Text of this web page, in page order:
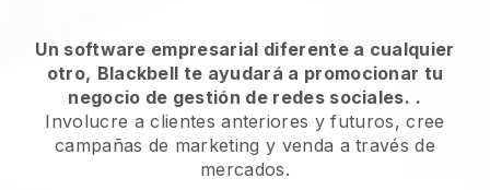
Un software empresarial diferente a cualquier
otro, Blackbell te ayudará a promocionar tu
negocio de gestión de redes sociales. .
Involucre a clientes anteriores y futuros, cree
campañas de marketing y venda a través de
mercados.